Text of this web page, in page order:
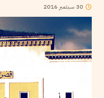
30 سبتمبر 2016